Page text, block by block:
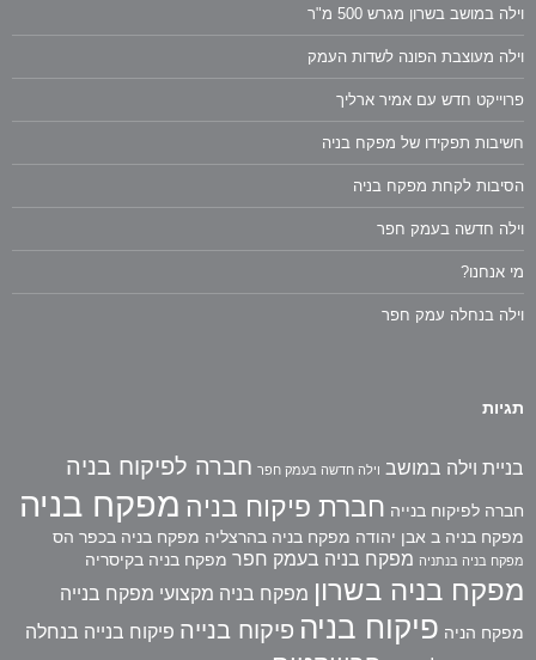
וילה במושב בשרון מגרש 500 מ"ר
וילה מעוצבת הפונה לשדות העמק
פרוייקט חדש עם אמיר ארליך
חשיבות תפקידו של מפקח בניה
הסיבות לקחת מפקח בניה
וילה חדשה בעמק חפר
מי אנחנו?
וילה בנחלה עמק חפר
תגיות
בניית וילה במושב וילה חדשה בעמק חפר חברה לפיקוח בניה
חברה לפיקוח בנייה חברת פיקוח בניה מפקח בניה
מפקח בניה ב אבן יהודה מפקח בניה בהרצליה מפקח בניה בכפר הס
מפקח בניה בנתניה מפקח בניה בעמק חפר מפקח בניה בקיסריה
מפקח בניה בשרון מפקח בניה מקצועי מפקח בנייה
מפקח הניה פיקוח בניה פיקוח בנייה פיקוח בנייה בנחלה